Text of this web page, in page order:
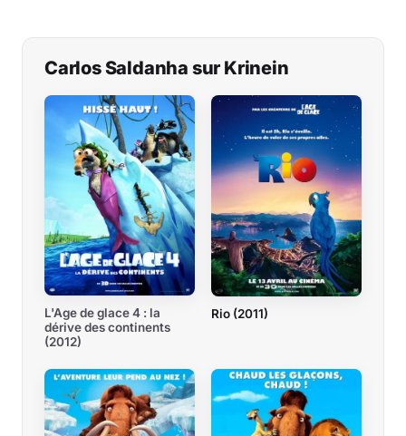
Carlos Saldanha sur Krinein
L'Age de glace 4 : la
dérive des continents
(2012)
Rio (2011)